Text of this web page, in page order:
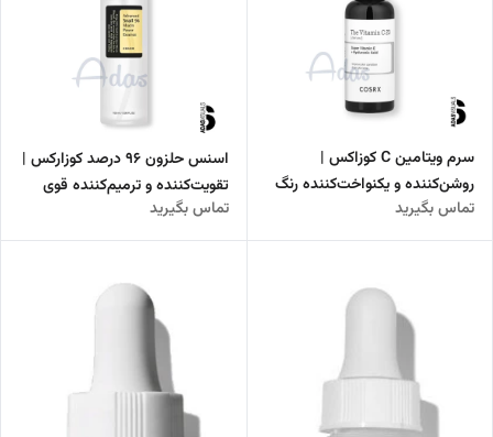
سرم ویتامین C کوزاکس |
روشن‌کننده و یکنواخت‌کننده رنگ
پوست
تماس بگیرید
اسنس حلزون ۹۶ درصد کوزارکس |
تقویت‌کننده و ترمیم‌کننده قوی
پوست
تماس بگیرید